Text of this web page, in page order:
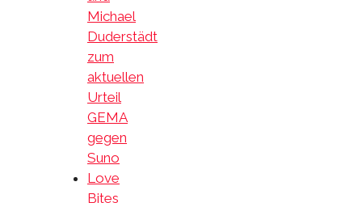
Michael
Duderstädt
zum
aktuellen
Urteil
GEMA
gegen
Suno
Love
Bites